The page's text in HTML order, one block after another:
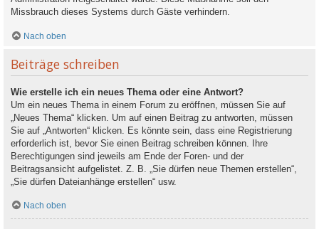
Missbrauch dieses Systems durch Gäste verhindern.
Nach oben
Beiträge schreiben
Wie erstelle ich ein neues Thema oder eine Antwort?
Um ein neues Thema in einem Forum zu eröffnen, müssen Sie auf
„Neues Thema“ klicken. Um auf einen Beitrag zu antworten, müssen
Sie auf „Antworten“ klicken. Es könnte sein, dass eine Registrierung
erforderlich ist, bevor Sie einen Beitrag schreiben können. Ihre
Berechtigungen sind jeweils am Ende der Foren- und der
Beitragsansicht aufgelistet. Z. B. „Sie dürfen neue Themen erstellen“,
„Sie dürfen Dateianhänge erstellen“ usw.
Nach oben